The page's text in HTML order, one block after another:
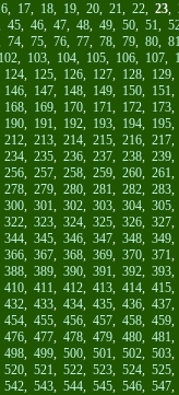
, 17, 18, 19, 20, 21, 22, 23,
45, 46, 47, 48, 49, 50, 51,
74, 75, 76, 77, 78, 79, 80,
102, 103, 104, 105, 106, 107,
124, 125, 126, 127, 128, 129
146, 147, 148, 149, 150, 151
168, 169, 170, 171, 172, 173
190, 191, 192, 193, 194, 195
212, 213, 214, 215, 216, 217
234, 235, 236, 237, 238, 239
256, 257, 258, 259, 260, 261
278, 279, 280, 281, 282, 283
300, 301, 302, 303, 304, 305
322, 323, 324, 325, 326, 327
344, 345, 346, 347, 348, 349
366, 367, 368, 369, 370, 371
388, 389, 390, 391, 392, 393
410, 411, 412, 413, 414, 415
432, 433, 434, 435, 436, 437
454, 455, 456, 457, 458, 459
476, 477, 478, 479, 480, 481
498, 499, 500, 501, 502, 503
520, 521, 522, 523, 524, 525
542, 543, 544, 545, 546, 547